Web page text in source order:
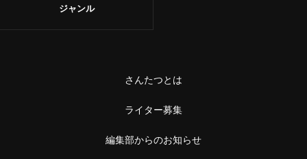
ジャンル
さんたつとは
ライター募集
編集部からのお知らせ